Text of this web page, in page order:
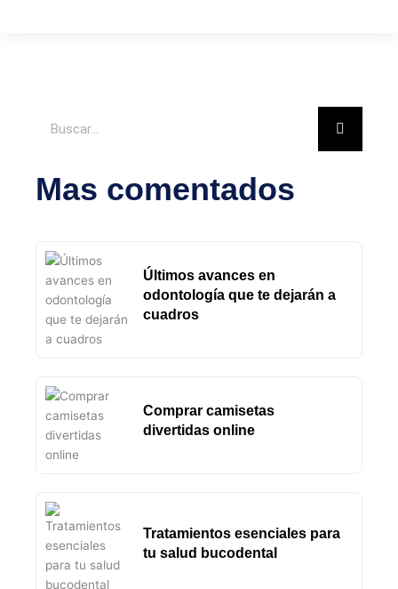
Mas comentados
Últimos avances en
odontología que te dejarán a
cuadros
Comprar camisetas
divertidas online
Tratamientos esenciales para
tu salud bucodental